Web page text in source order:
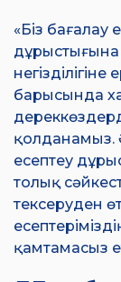
«Біз бағалау
барысында
қолданамыз.
есептеу
толық
тексеруден
қамтамасыз